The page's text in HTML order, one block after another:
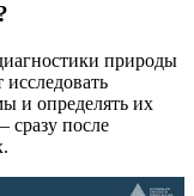
природы
и определять их
сразу после